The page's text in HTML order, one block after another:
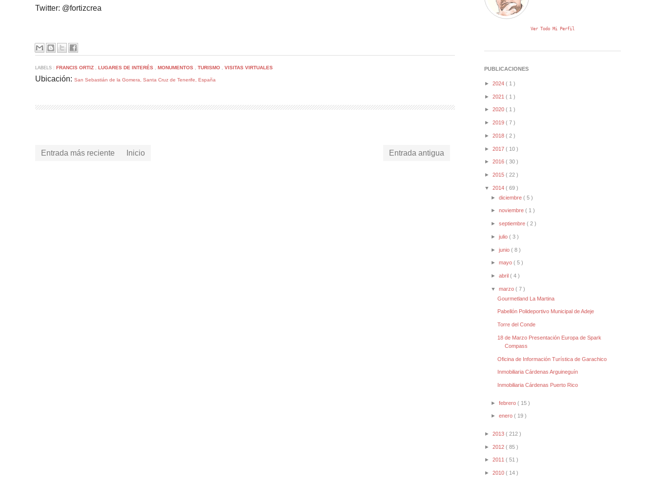
Twitter: @fortizcrea
LABELS : FRANCIS ORTIZ LUGARES DE INTERÉS MONUMENTOS TURISMO VISITAS VIRTUALES
Ubicación: San Sebastián de la Gomera, Santa Cruz de Tenerife, España
Entrada más reciente Entrada antigua
Inicio
Ver Todo Mi Perfil
PUBLICACIONES
► 2024 ( 1 )
► 2021 ( 1 )
► 2020 ( 1 )
► 2019 ( 7 )
► 2018 ( 2 )
► 2017 ( 10 )
► 2016 ( 30 )
► 2015 ( 22 )
▼ 2014 ( 69 )
►diciembre( 5 )
►noviembre( 1 )
►septiembre( 2 )
►julio( 3 )
►junio( 8 )
►mayo( 5 )
►abril( 4 )
▼marzo( 7 )
Gourmetland La Martina
Pabellón Polideportivo Municipal de Adeje
Torre del Conde
18 de Marzo Presentación Europa de Spark
Compass
Oficina de Información Turística de Garachico
Inmobiliaria Cárdenas Arguineguín
Inmobiliaria Cárdenas Puerto Rico
►febrero( 15 )
►enero( 19 )
► 2013 ( 212 )
► 2012 ( 85 )
► 2011 ( 51 )
► 2010 ( 14 )